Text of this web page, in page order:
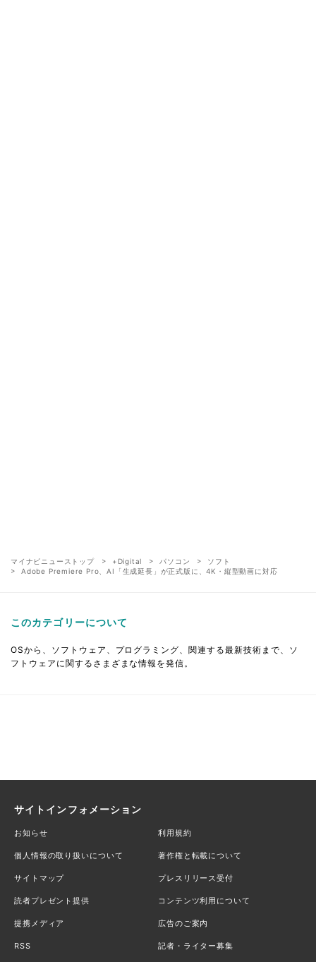
マイナビニューストップ +Digital パソコン
ソフト
Adobe Premiere Pro、AI「生成延長」が正式版に、4K・縦型動画に対応
このカテゴリーについて
OSから、ソフトウェア、プログラミング、関連する最新技術まで、ソ
フトウェアに関するさまざまな情報を発信。
サイトインフォメーション
お知らせ 利用規約
個人情報の取り扱いについて 著作権と転載について
サイトマップ プレスリリース受付
読者プレゼント提供 コンテンツ利用について
提携メディア 広告のご案内
RSS 記者・ライター募集